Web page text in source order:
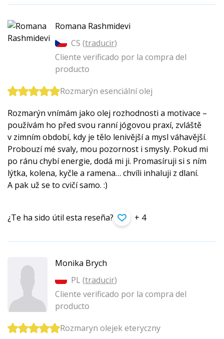
Romana Rashmidevi
CS (traducir)
Cliente verificado por la compra del
producto
Rozmarýn esenciální olej
Rozmarýn vnímám jako olej rozhodnosti a motivace –
používám ho před svou ranní jógovou praxí, zvláště
v zimním období, kdy je tělo lenivější a mysl váhavější.
Probouzí mé svaly, mou pozornost i smysly. Pokud mi
po ránu chybí energie, dodá mi ji. Promasíruji si s ním
lýtka, kolena, kyčle a ramena… chvíli inhaluji z dlaní.
A pak už se to cvičí samo. :)
¿Te ha sido útil esta reseña? + 4
Monika Brych
PL (traducir)
Cliente verificado por la compra del
producto
Rozmaryn olejek eteryczny